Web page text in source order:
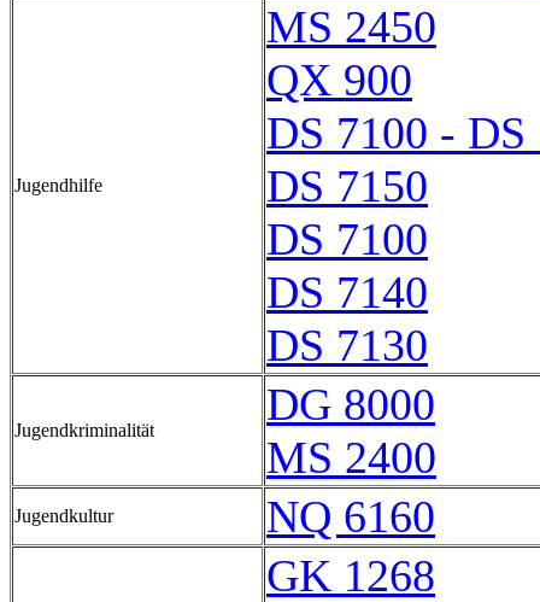
Jugendhilfe
MS 2450
QX 900
DS 7100 - DS
DS 7150
DS 7100
DS 7140
DS 7130
Jugendkriminalität
DG 8000
MS 2400
Jugendkultur NQ 6160
GK 1268